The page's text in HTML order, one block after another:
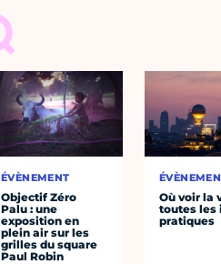
ÉVÈNEMENT
Objectif Zéro
Palu : une
exposition en
plein air sur les
grilles du square
Paul Robin
Où voir la
toutes les
pratiques